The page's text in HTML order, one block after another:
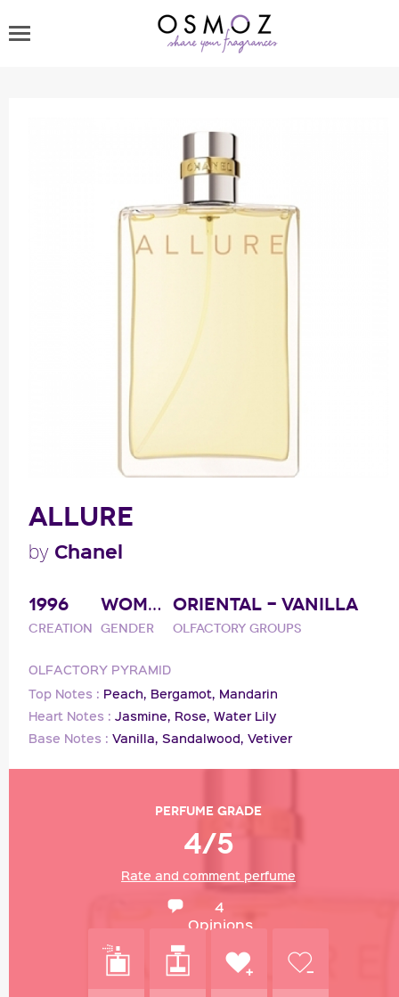
ALLURE
by Chanel
1996
Creation
WOMAN
Gender
ORIENTAL - VANILLA
Olfactory groups
OLFACTORY PYRAMID
Top Notes : Peach, Bergamot, Mandarin
Heart Notes : Jasmine, Rose, Water Lily
Base Notes : Vanilla, Sandalwood, Vetiver
Perfume grade
4/5
Rate and comment perfume
4
Opinions